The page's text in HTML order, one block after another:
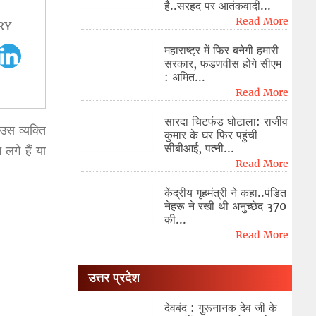
व्यक्ति
लगे हैं या
है..सरहद पर आतंकवादी...
Read More
महाराष्ट्र में फिर बनेगी हमारी
सरकार, फडणवीस होंगे सीएम
: अमित...
Read More
सारदा चिटफंड घोटाला: राजीव
कुमार के घर फिर पहुंची
सीबीआई, पत्नी...
Read More
केंद्रीय गृहमंत्री ने कहा..पंडित
नेहरू ने रखी थी अनुच्छेद 370
की...
Read More
उत्तर प्रदेश
देवबंद : गुरूनानक देव जी के